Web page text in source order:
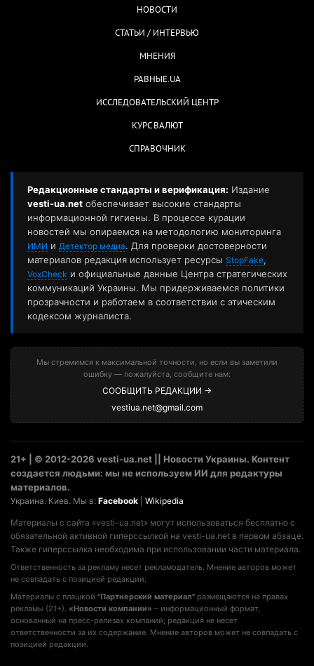
НОВОСТИ
СТАТЬИ / ИНТЕРВЬЮ
МНЕНИЯ
РАВНЫЕ.UA
ИССЛЕДОВАТЕЛЬСКИЙ ЦЕНТР
КУРС ВАЛЮТ
СПРАВОЧНИК
Редакционные стандарты и верификация: Издание
vesti-ua.net обеспечивает высокие стандарты
информационной гигиены. В процессе курации
новостей мы опираемся на методологию мониторинга
ИМИ и Детектор медиа. Для проверки достоверности
материалов редакция использует ресурсы StopFake,
VoxCheck и официальные данные Центра стратегических
коммуникаций Украины. Мы придерживаемся политики
прозрачности и работаем в соответствии с этическим
кодексом журналиста.
Мы стремимся к максимальной точности, но если вы заметили
ошибку — пожалуйста, сообщите нам:
СООБЩИТЬ РЕДАКЦИИ →
vestiua.net@gmail.com
21+ | © 2012-2026 vesti-ua.net || Новости Украины. Контент
создается людьми: мы не используем ИИ для редактуры
материалов.
Украина. Киев. Мы в: Facebook Wikipedia
Материалы с сайта «vesti-ua.net» могут использоваться бесплатно с
обязательной активной гиперссылкой на vesti-ua.net в первом абзаце.
Также гиперссылка необходима при использовании части материала.
Ответственность за рекламу несет рекламодатель. Мнение авторов может
не совпадать с позицией редакции.
Материалы с плашкой "Партнерский материал" размещаются на правах
рекламы (21+). «Новости компании» – информационный формат,
основанный на пресс-релизах компаний; редакция не несет
ответственности за их содержание. Мнение авторов может не совпадать с
позицией редакции.